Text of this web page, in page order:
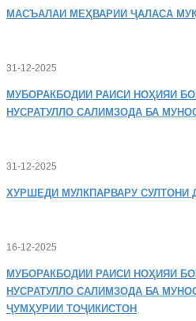
МАСЪАЛАИ МЕҲВАРИИ ҶАЛАСА
31-12-2025
МУБОРАКБОДИИ РАИСИ НОҲИЯИ
НУСРАТУЛЛО САЛИМЗОДА БА
31-12-2025
ХУРШЕДИ МУЛКПАРВАРУ СУЛТОНИ
16-12-2025
МУБОРАКБОДИИ РАИСИ НОҲИЯИ
НУСРАТУЛЛО САЛИМЗОДА БА
ҶУМҲУРИИ ТОҶИКИСТОН